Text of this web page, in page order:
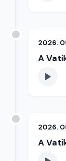
2026.
A
2026.
A